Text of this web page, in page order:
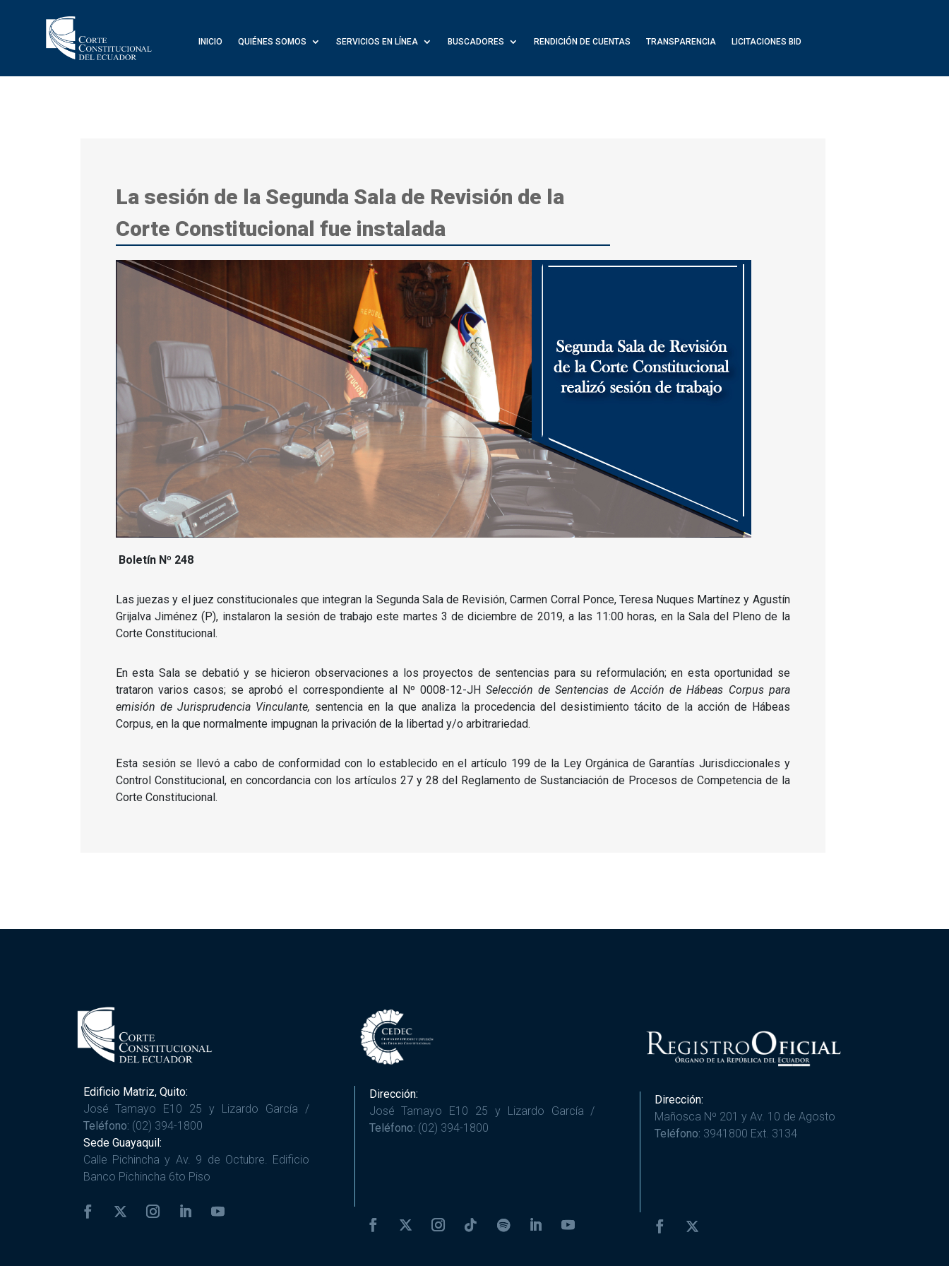
INICIO QUIÉNES SOMOS SERVICIOS EN LÍNEA BUSCADORES RENDICIÓN DE CUENTAS TRANSPARENCIA LICITACIONES BID
La sesión de la Segunda Sala de Revisión de la
Corte Constitucional fue instalada
Boletín Nº 248
Las juezas y el juez constitucionales que integran la Segunda Sala de Revisión, Carmen Corral Ponce, Teresa Nuques Martínez y Agustín
Grijalva Jiménez (P), instalaron la sesión de trabajo este martes 3 de diciembre de 2019, a las 11:00 horas, en la Sala del Pleno de la
Corte Constitucional.
En esta Sala se debatió y se hicieron observaciones a los proyectos de sentencias para su reformulación; en esta oportunidad se
trataron varios casos; se aprobó el correspondiente al Nº 0008-12-JH Selección de Sentencias de Acción de Hábeas Corpus para
emisión de Jurisprudencia Vinculante, sentencia en la que analiza la procedencia del desistimiento tácito de la acción de Hábeas
Corpus, en la que normalmente impugnan la privación de la libertad y/o arbitrariedad.
Esta sesión se llevó a cabo de conformidad con lo establecido en el artículo 199 de la Ley Orgánica de Garantías Jurisdiccionales y
Control Constitucional, en concordancia con los artículos 27 y 28 del Reglamento de Sustanciación de Procesos de Competencia de la
Corte Constitucional.
Edificio Matriz, Quito:
José Tamayo E10 25 y Lizardo García /
Teléfono: (02) 394-1800
Sede Guayaquil:
Calle Pichincha y Av. 9 de Octubre. Edificio
Banco Pichincha 6to Piso
Dirección:
José Tamayo E10 25 y Lizardo García /
Teléfono: (02) 394-1800
Dirección:
Mañosca Nº 201 y Av. 10 de Agosto
Teléfono: 3941800 Ext. 3134